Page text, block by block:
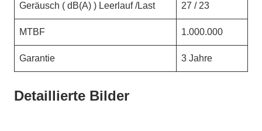
Geräusch ( dB(A) ) Leerlauf /Last 27 / 23
MTBF 1.000.000
Garantie 3 Jahre
Detaillierte Bilder